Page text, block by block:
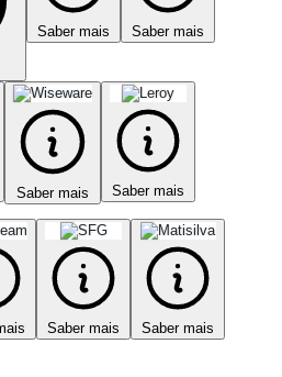
Saber mais Saber mais
Saber mais Saber mais
Saber mais Saber mais